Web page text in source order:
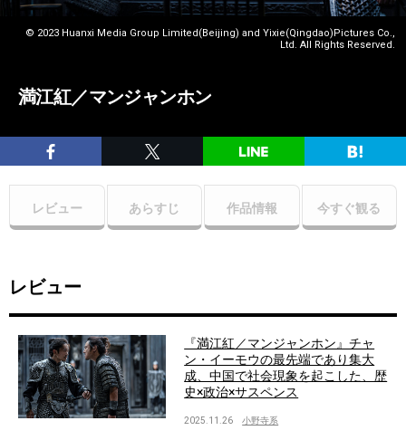
© 2023 Huanxi Media Group Limited(Beijing) and Yixie(Qingdao)Pictures Co.,
Ltd. All Rights Reserved.
満江紅／マンジャンホン
レビュー あらすじ 作品情報 今すぐ観る
レビュー
『満江紅／マンジャンホン』チャ
ン・イーモウの最先端であり集大
成、中国で社会現象を起こした、歴
史×政治×サスペンス
2025.11.26 小野寺系